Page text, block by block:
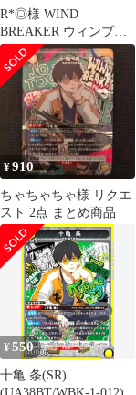
R*◎様 WIND
BREAKER ウィンブレ
りらころ まとめ売り 11
点
¥910
ちゃちゃちゃ様 リクエ
スト 2点 まとめ商品
¥550
十亀 条(SR)